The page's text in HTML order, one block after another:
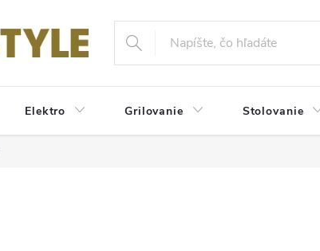
Elektro Grilovanie Stolovanie